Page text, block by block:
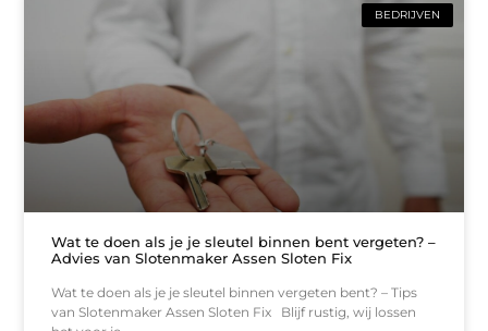
BEDRIJVEN
Wat te doen als je je sleutel binnen bent vergeten? –
Advies van Slotenmaker Assen Sloten Fix
Wat te doen als je je sleutel binnen vergeten bent? – Tips
van Slotenmaker Assen Sloten Fix Blijf rustig, wij lossen